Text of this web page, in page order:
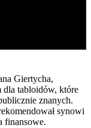
Giertycha,
dla tabloidów, które
znanych.
synowi
finansowe.